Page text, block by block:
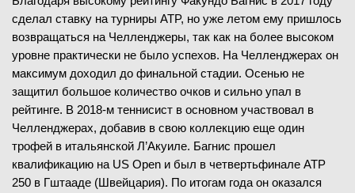
сделал ставку на турниры ATP, но уже летом ему пришлось
возвращаться на Челленджеры, так как на более высоком
уровне практически не было успехов. На Челленджерах он
максимум доходил до финальной стадии. Осенью не
защитил большое количество очков и сильно упал в
рейтинге. В 2018-м теннисист в основном участвовал в
Челленджерах, добавив в свою коллекцию еще один
трофей в итальянской Л’Акуиле. Багнис прошел
квалификацию на US Open и был в четвертьфинале ATP
250 в Гштааде (Швейцария). По итогам года он оказался